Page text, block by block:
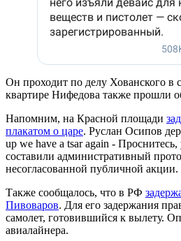
Он проходит по делу Хованского в
квартире Нифедова также прошли
Напомним, на Красной площади
плакатом о царе. Руслан Осипов
up we have a tsar again -
составили административный
несогласованной публичной акции.
Также сообщалось, что в РФ
Пивоваров. Для его задержания
самолет, готовившийся к вылету.
авиалайнера.